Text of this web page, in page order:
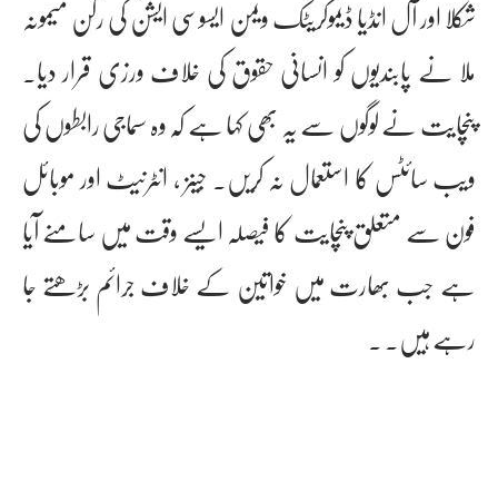
شکلا اور آل انڈیا ڈیموکریٹک ویمن ایسوسی ایشن کی رکن میمونہ
ملا نے پابندیوں کو انسانی حقوق کی خلاف ورزی قرار دیا۔
پنچایت نے لوگوں سے یہ بھی کہا ہے کہ وہ سماجی رابطوں کی
ویب سائٹس کا استعمال نہ کریں۔ جینز ، انٹرنیٹ اور موبائل
فون سے متعلق پنچایت کا فیصلہ ایسے وقت میں سامنے آیا
ہے جب بھارت میں خواتین کے خلاف جرائم بڑھتے جا
رہے ہیں۔ ۔